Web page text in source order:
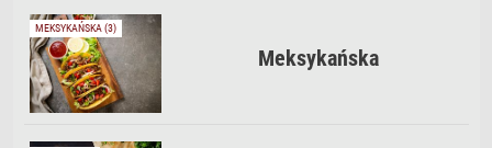
MEKSYKAŃSKA (3)
Meksykańska